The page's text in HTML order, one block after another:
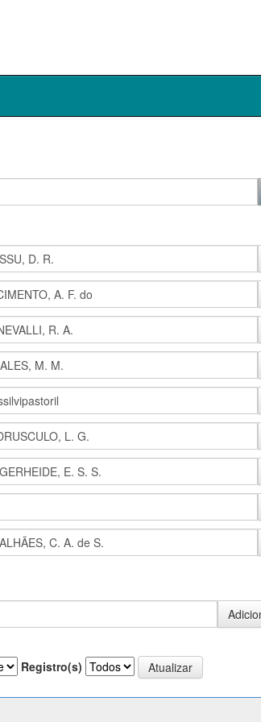
Registro(s)